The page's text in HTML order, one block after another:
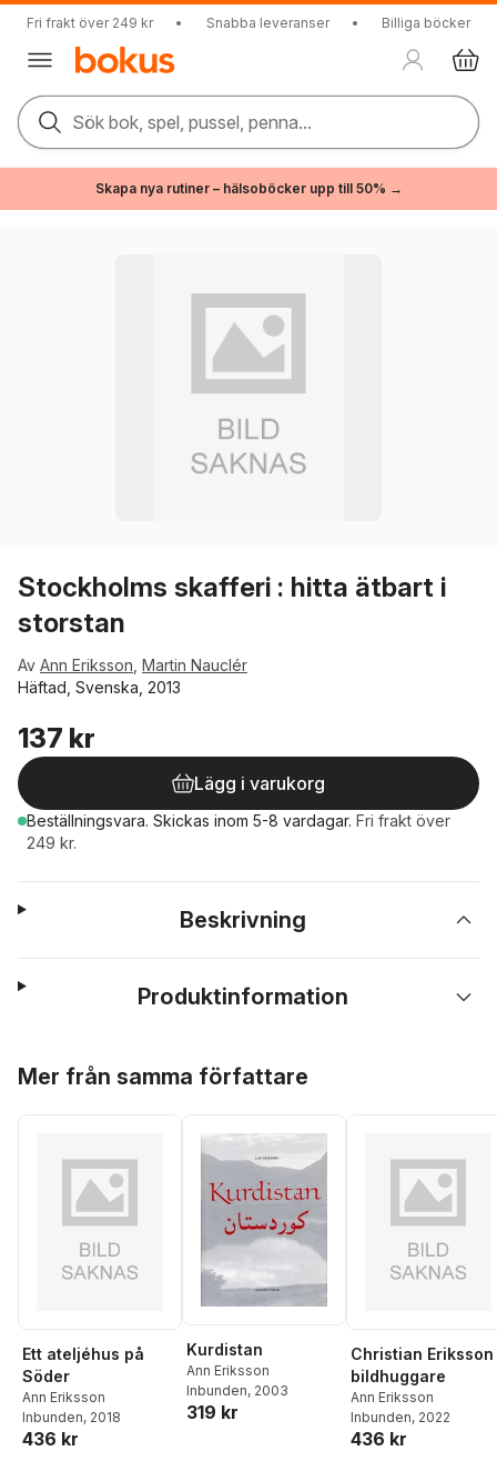
Fri frakt över 249 kr • Snabba leveranser • Billiga böcker
Sök bok, spel, pussel, penna...
Skapa nya rutiner – hälsoböcker upp till 50% →
Stockholms skafferi : hitta ätbart i
storstan
Av Ann Eriksson Martin Nauclér
Häftad, Svenska, 2013
137 kr
Lägg i varukorg
Beställningsvara. Skickas inom 5-8 vardagar. Fri frakt över
249 kr.
Beskrivning
Produktinformation
Mer från samma författare
Ett ateljéhus på
Söder
Ann Eriksson
Inbunden, 2018
436 kr
Kurdistan
Ann Eriksson
Inbunden, 2003
319 kr
Christian
bildhuggare
Ann Eriksson
Inbunden, 2022
436 kr